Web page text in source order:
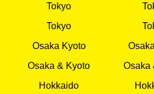
Tokyo
Tokyo
Osaka Kyoto
Osaka & Kyoto
Hokkaido
Osaka